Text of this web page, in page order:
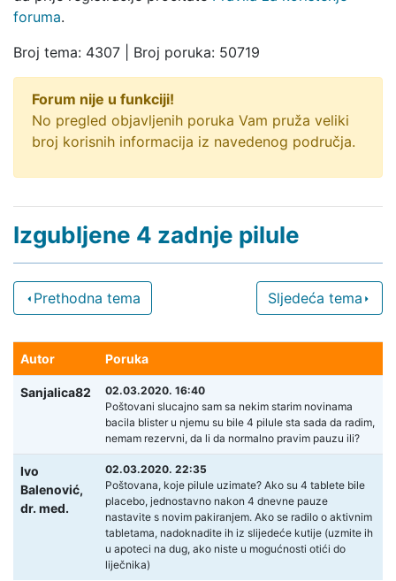
foruma.
Broj tema: 4307 | Broj poruka: 50719
Forum nije u funkciji!
No pregled objavljenih poruka Vam pruža veliki
broj korisnih informacija iz navedenog područja.
Izgubljene 4 zadnje pilule
Prethodna tema Sljedeća tema
Autor Poruka
Sanjalica82
02.03.2020. 16:40
Poštovani slucajno sam sa nekim starim novinama
bacila blister u njemu su bile 4 pilule sta sada da radim,
nemam rezervni, da li da normalno pravim pauzu ili?
Ivo
Balenović,
dr. med.
02.03.2020. 22:35
Poštovana, koje pilule uzimate? Ako su 4 tablete bile
placebo, jednostavno nakon 4 dnevne pauze
nastavite s novim pakiranjem. Ako se radilo o aktivnim
tabletama, nadoknadite ih iz slijedeće kutije (uzmite ih
u apoteci na dug, ako niste u mogućnosti otići do
liječnika)